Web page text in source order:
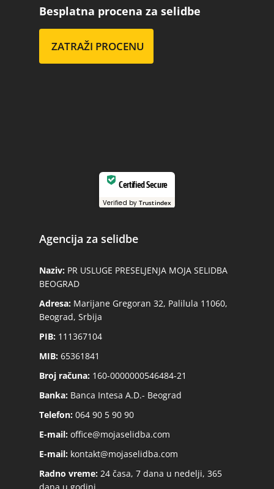
Besplatna procena za selidbe
ZATRAŽI PROCENU
Certified Secure
Verified byTrustindex
Agencija za selidbe
Naziv: PR USLUGE PRESELJENJA MOJA SELIDBA
BEOGRAD
Adresa: Marijane Gregoran 32, Palilula 11060,
Beograd, Srbija
PIB: 111367104
MIB: 65361841
Broj računa: 160-0000000546484-21
Banka: Banca Intesa A.D.- Beograd
Telefon: 064 90 5 90 90
E-mail: office@mojaselidba.com
E-mail: kontakt@mojaselidba.com
Radno vreme: 24 časa, 7 dana u nedelji, 365